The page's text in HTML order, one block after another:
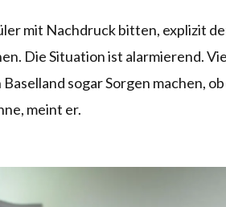
mit Nachdruck bitten, explizit
Die Situation ist alarmierend.
sogar Sorgen machen, ob
meint er.